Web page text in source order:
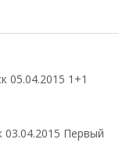
05.04.2015 1+1
03.04.2015 Первый